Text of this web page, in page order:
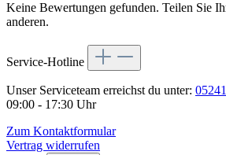
Keine Bewertungen gefunden. Teilen Sie
anderen.
Service-Hotline
Unser Serviceteam erreichst du unter:
09:00 - 17:30 Uhr
Zum Kontaktformular
Vertrag widerrufen